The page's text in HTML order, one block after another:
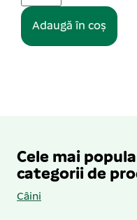
Adaugă în coș
Cele mai
categorii de
Câini